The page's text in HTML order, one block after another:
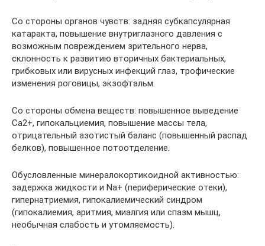
Со стороны органов чувств: задняя субкапсулярная
катаракта, повышение внутриглазного давления с
возможным повреждением зрительного нерва,
склонность к развитию вторичных бактериальных,
грибковых или вирусных инфекций глаз, трофические
изменения роговицы, экзофтальм.
Со стороны обмена веществ: повышенное выведение
Ca2+, гипокальциемия, повышение массы тела,
отрицательный азотистый баланс (повышенный распад
белков), повышенное потоотделение.
Обусловленные минералокортикоидной активностью:
задержка жидкости и Na+ (периферические отеки),
гипернатриемия, гипокалиемический синдром
(гипокалиемия, аритмия, миалгия или спазм мышц,
необычная слабость и утомляемость).